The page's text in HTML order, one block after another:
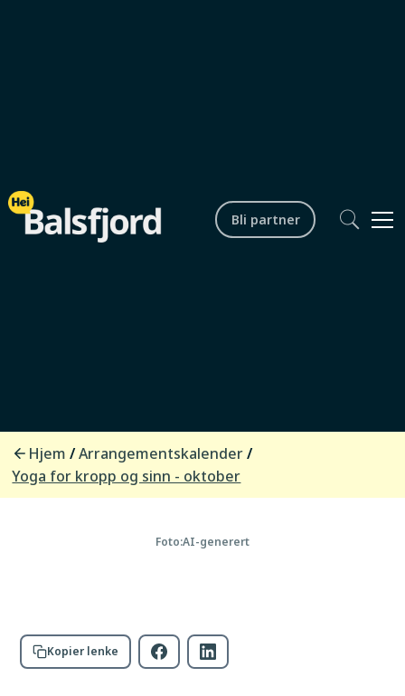
Bli partner
Hjem /Arrangementskalender /
Yoga for kropp og sinn - oktober
Lokalsamfunn
Arrangør
Frisk Trim og Helse
Sted
Frisk Trim og Helse, Storsteinnes
Adresse
Veiskifte 36, 9050 Storsteinnes
Foto:AI-generert
Kopier lenke